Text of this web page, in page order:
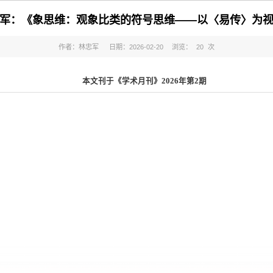
：《象思维：观象比类的符号思维——以〈易传〉为
作者：林忠军 日期：2026-02-20 浏览： 20 次
本文刊于《学术月刊》2026年第2期